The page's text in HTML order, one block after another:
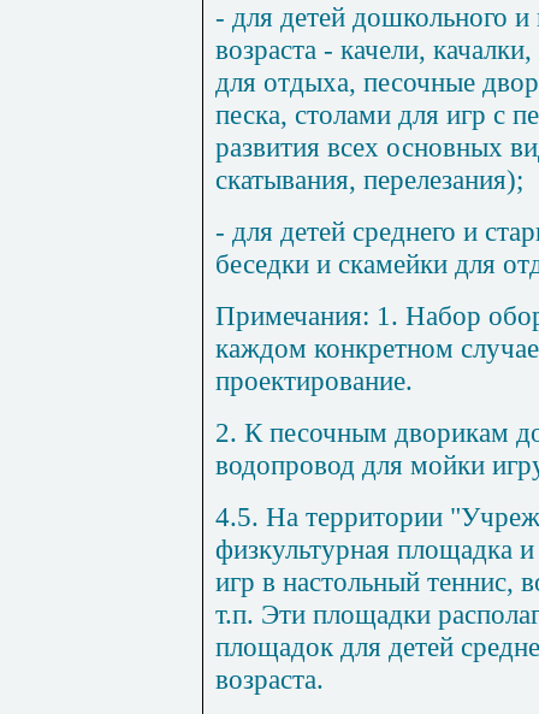
- для детей дошкольного
возраста - качели,
для отдыха, песочные
песка, столами для игр с
развития всех основных
скатывания, перелезания);
- для детей среднего и
беседки и скамейки для
Примечания: 1. Набор
каждом конкретном
проектирование.
2. К песочным дворикам
водопровод для мойки
4.5. На территории
физкультурная площадка
игр в настольный теннис,
т.п. Эти площадки
площадок для детей
возраста.